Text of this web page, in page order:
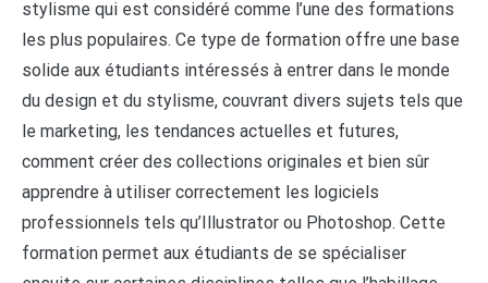
stylisme qui est considéré comme l’une des formations
les plus populaires. Ce type de formation offre une base
solide aux étudiants intéressés à entrer dans le monde
du design et du stylisme, couvrant divers sujets tels que
le marketing, les tendances actuelles et futures,
comment créer des collections originales et bien sûr
apprendre à utiliser correctement les logiciels
professionnels tels qu’Illustrator ou Photoshop. Cette
formation permet aux étudiants de se spécialiser